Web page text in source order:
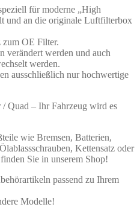
für moderne „High
und an die originale Luftfilterbox
zum OE Filter.
verändert werden und auch
werden.
ausschließlich nur hochwertige
Quad – Ihr Fahrzeug wird es
wie Bremsen, Batterien,
Kettensatz oder
Sie in unserem Shop!
passend zu Ihrem
Modelle!